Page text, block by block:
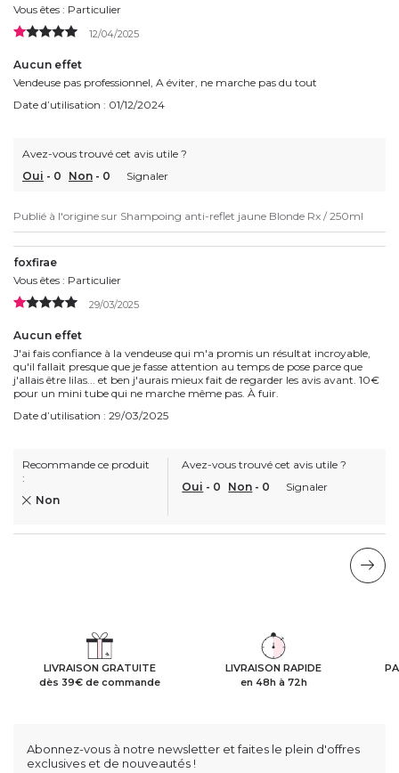
Vous êtes : Particulier
12/04/2025
Aucun effet
Vendeuse pas professionnel, A éviter, ne marche pas du tout
Date d’utilisation : 01/12/2024
Avez-vous trouvé cet avis utile ?
Oui - 0 Non - 0 Signaler
Publié à l'origine sur Shampoing anti-reflet jaune Blonde Rx / 250ml
foxfirae
Vous êtes : Particulier
29/03/2025
Aucun effet
J'ai fais confiance à la vendeuse qui m'a promis un résultat incroyable,
qu'il fallait presque que je fasse attention au temps de pose parce que
j'allais être lilas... et ben j'aurais mieux fait de regarder les avis avant. 10€
pour un mini tube qui ne marche même pas. À fuir.
Date d’utilisation : 29/03/2025
Recommande ce produit
:
Non
Avez-vous trouvé cet avis utile ?
Oui - 0 Non - 0 Signaler
LIVRAISON GRATUITE
dès 39€ de commande
LIVRAISON RAPIDE
en 48h à 72h
Abonnez-vous à notre newsletter et faites le plein d'offres
exclusives et de nouveautés !